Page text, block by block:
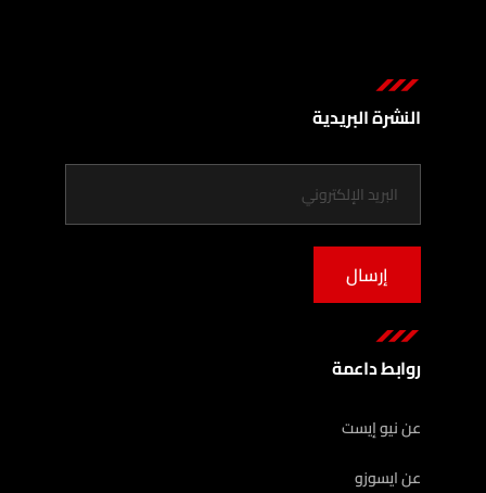
النشرة البريدية
إرسال
روابط داعمة
عن نيو إيست
عن ايسوزو